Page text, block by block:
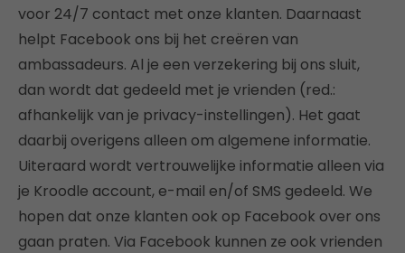
voor 24/7 contact met onze klanten. Daarnaast
helpt Facebook ons bij het creëren van
ambassadeurs. Al je een verzekering bij ons sluit,
dan wordt dat gedeeld met je vrienden (red.:
afhankelijk van je privacy-instellingen). Het gaat
daarbij overigens alleen om algemene informatie.
Uiteraard wordt vertrouwelijke informatie alleen via
je Kroodle account, e-mail en/of SMS gedeeld. We
hopen dat onze klanten ook op Facebook over ons
gaan praten. Via Facebook kunnen ze ook vrienden